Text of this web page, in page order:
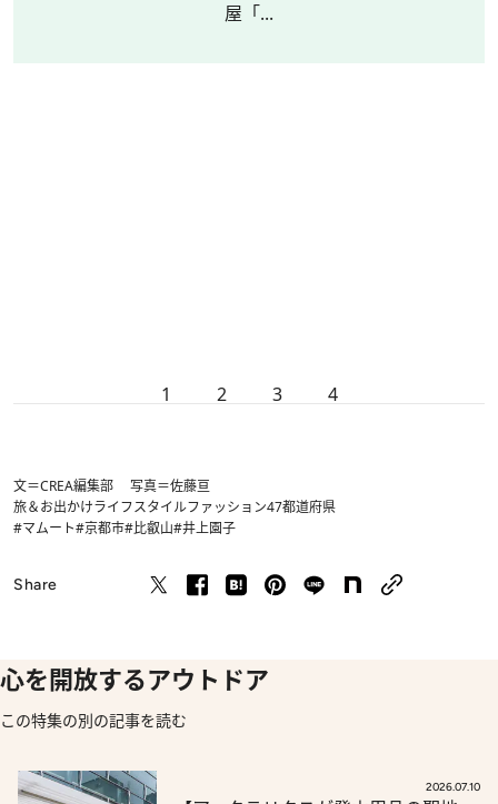
屋「...
1 2 3 4
文＝CREA編集部 写真＝佐藤亘
旅＆お出かけライフスタイルファッション47都道府県
#マムート#京都市#比叡山#井上園子
Share
心を開放するアウトドア
この特集の別の記事を読む
2026.07.10